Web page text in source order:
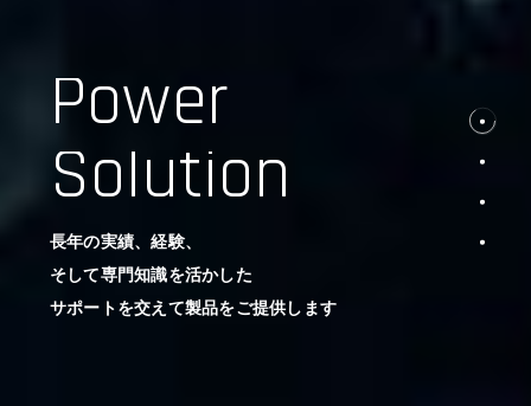
Power
Solution
長年の実績、経験、
そして専門知識を活かした
サポートを交えて製品をご提供します